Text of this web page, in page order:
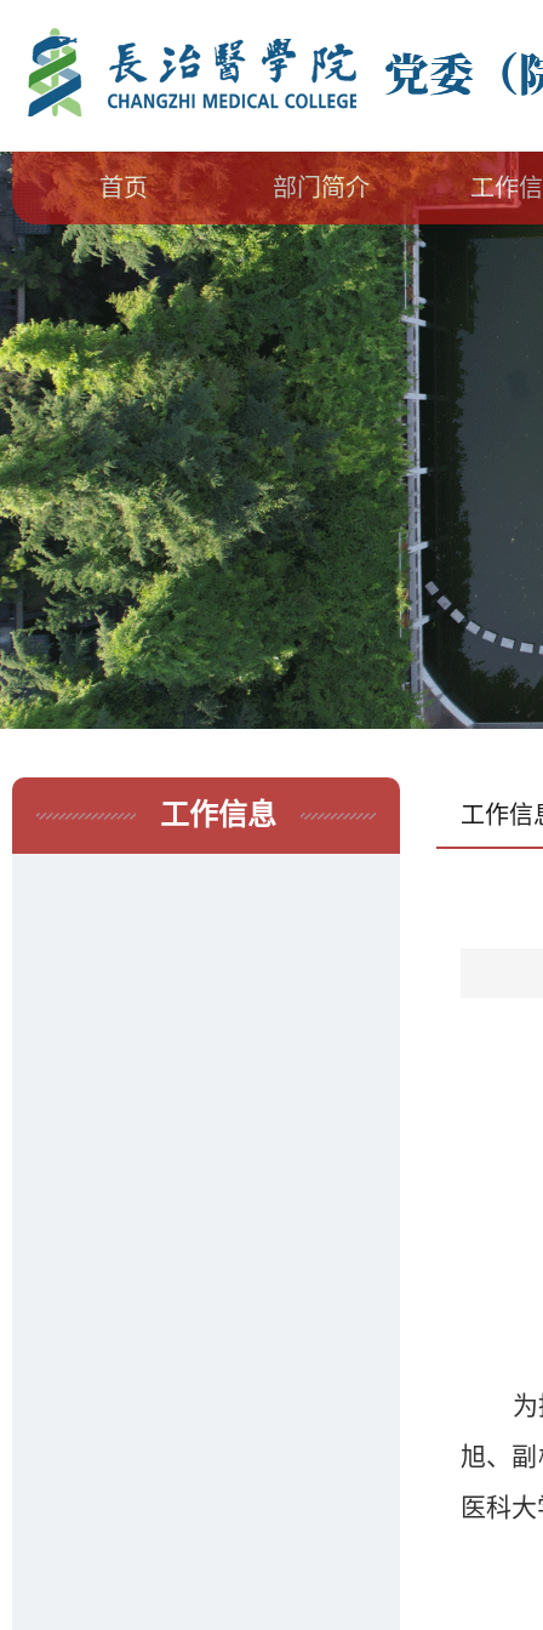
首页 部门简介 工作
工作信息 工作信
旭、
医科大